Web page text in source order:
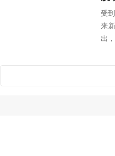
受
来
出